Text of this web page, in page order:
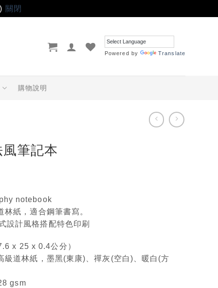
關閉
Powered by Translate
購物說明
筆記本
notebook
紙，適合鋼筆書寫。
設計風格搭配特色印刷
x 25 x 0.4公分）
級道林紙，墨黑(東康)、禪灰(空白)、暖白(方
gsm